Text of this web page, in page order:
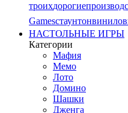
троихдорогие
Gamesстаунтон
НАСТОЛЬНЫЕ ИГРЫ
Категории
Мафия
Мемо
Лото
Домино
Шашки
Дженга